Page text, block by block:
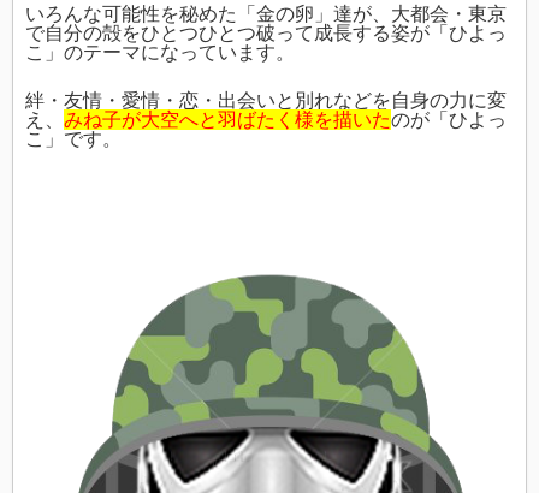
いろんな可能性を秘めた「金の卵」達が、大都会・東京
で自分の殻をひとつひとつ破って成長する姿が「ひよっ
こ」のテーマになっています。
絆・友情・愛情・恋・出会いと別れなどを自身の力に変
え、 みね子が大空へと羽ばたく様を描いたのが「ひよっ
こ」です。